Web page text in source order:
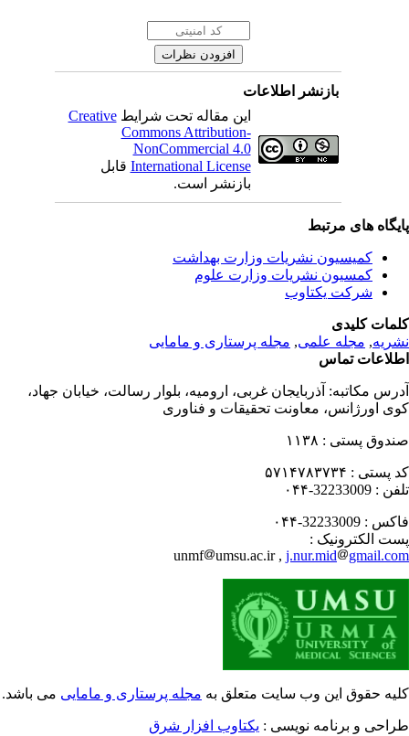
بازنشر اطلاعات
این مقاله تحت شرایطCreative
Commons Attribution-
NonCommercial 4.0
International Licenseقابل
بازنشر است.
های مرتبط
کمیسیون نشریات وزارت بهداشت
کمسیون نشریات وزارت علوم
شرکت یکتاوب
کلیدی
,مجله علمی, مجله پرستاری و مامایی
تماس
مکاتبه:آذربایجان غربی، ارومیه، بلوار رسالت، خیابان جهاد،
اورژانس، معاونت تحقیقات و فناوری
پستی : ۱۱۳۸
پستی : ۵۷۱۴۷۸۳۷۳۴
: 32233009-۰۴۴
: 32233009-۰۴۴
الکترونیک :
unmf
umsu.ac.ir ,j.nur.mid
حقوق این وب سایت متعلق بهمجله پرستاری و ماماییمی باشد.
و برنامه نویسی : یکتاوب افزار شرق